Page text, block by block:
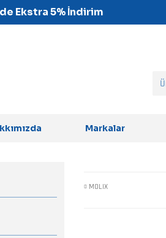
Ekstra 5% İndirim
Markalar
MOLIX